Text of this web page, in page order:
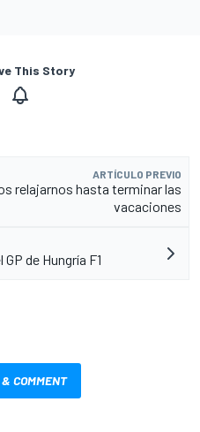
This Story
ARTÍCULO PREVIO
relajarnos hasta terminar las
vacaciones
de Hungría F1
COMMENT